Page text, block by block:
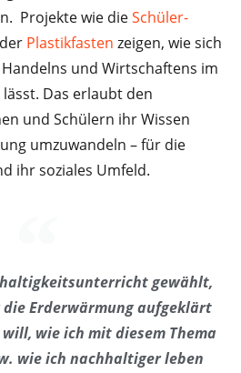
Projekte wie dieSchüler-
Plastikfasten zeigen, wie sich
und Wirtschaftens im
Das erlaubt den
und Schülern ihr Wissen
umzuwandeln – für die
ihr soziales Umfeld.
gewählt,
Erderwärmung aufgeklärt
wie ich mit diesem Thema
wie ich nachhaltiger leben